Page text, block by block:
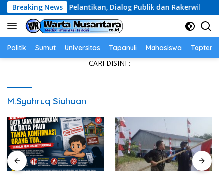
Skip
to
content
Breaking News
Pelantikan, Dialog Publik dan Rakerwil
Politik Sumut Universitas Tapanuli Mahasiswa Tapteng
CARI DISINI :
M.Syahruq Siahaan